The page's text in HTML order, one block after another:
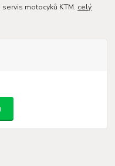
motocyků KTM. celý